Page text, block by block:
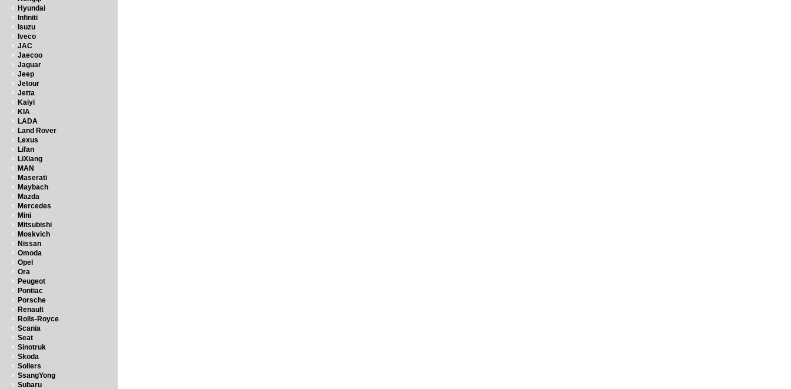
Hyundai
Infiniti
Isuzu
Iveco
JAC
Jaecoo
Jaguar
Jeep
Jetour
Jetta
Kaiyi
KIA
LADA
Land Rover
Lexus
Lifan
LiXiang
MAN
Maserati
Maybach
Mazda
Mercedes
Mini
Mitsubishi
Moskvich
Nissan
Omoda
Opel
Ora
Peugeot
Pontiac
Porsche
Renault
Rolls-Royce
Scania
Seat
Sinotruk
Skoda
Sollers
SsangYong
Subaru